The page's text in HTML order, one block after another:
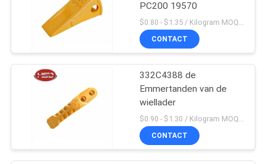
PC200 19570
CONTACT
332C4388 de
Emmertanden van de
wiellader
CONTACT